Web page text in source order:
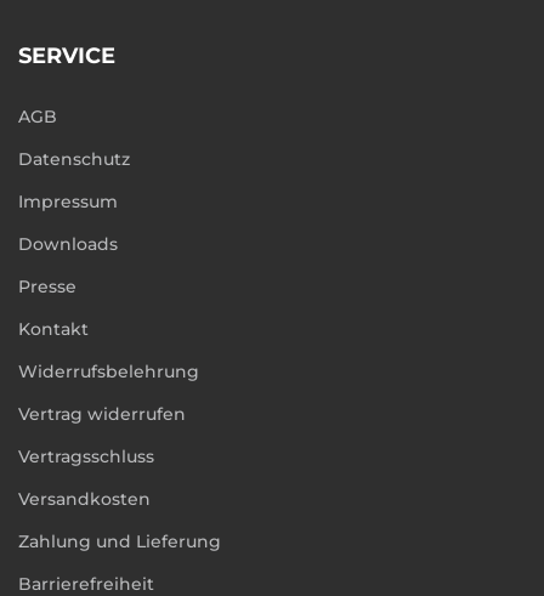
SERVICE
AGB
Datenschutz
Impressum
Downloads
Presse
Kontakt
Widerrufsbelehrung
Vertrag widerrufen
Vertragsschluss
Versandkosten
Zahlung und Lieferung
Barrierefreiheit